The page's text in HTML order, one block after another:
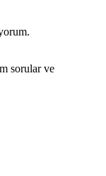
sorular ve